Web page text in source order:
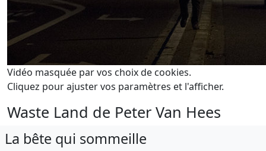
Vidéo masquée par vos choix de cookies.
Cliquez pour ajuster vos paramètres et l'afficher.
Waste Land de Peter Van Hees
La bête qui sommeille